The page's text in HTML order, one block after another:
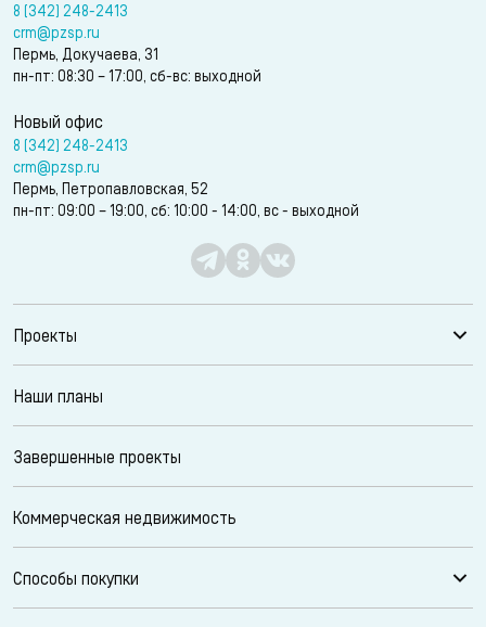
8 (342) 248-2413
crm@pzsp.ru
Пермь, Докучаева, 31
пн-пт: 08:30 – 17:00, сб-вс: выходной
Новый офис
8 (342) 248-2413
crm@pzsp.ru
Пермь, Петропавловская, 52
пн-пт: 09:00 – 19:00, сб: 10:00 - 14:00, вс - выходной
Проекты
Наши планы
Завершенные проекты
Коммерческая недвижимость
Способы покупки